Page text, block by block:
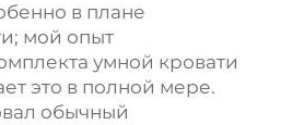
в плане
мой опыт
умной кровати
это в полной мере.
обычный